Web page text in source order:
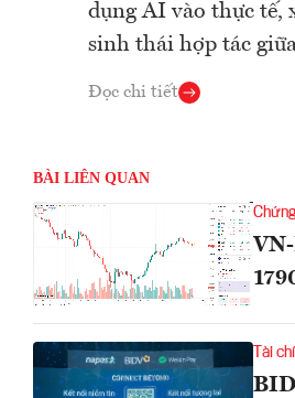
dụng AI vào thực tế,
sinh thái hợp tác
Đọc chi tiết
BÀI LIÊN QUAN
Tài